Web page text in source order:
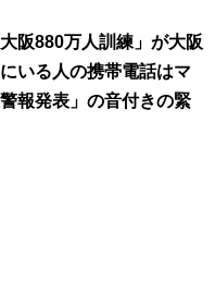
阪880万人訓練」が大阪
いる人の携帯電話はマ
報発表」の音付きの緊